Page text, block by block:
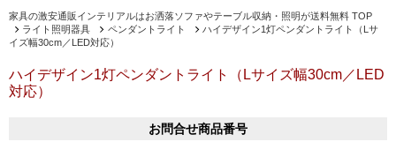
家具の激安通販インテリアルはお洒落ソファやテーブル収納・照明が送料無料 TOP
ライト照明器具
ペンダントライト
ハイデザイン1灯ペンダントライト（Lサ
イズ幅30cm／LED対応）
ハイデザイン1灯ペンダントライト（Lサイズ幅30cm／LED
対応）
お問合せ商品番号